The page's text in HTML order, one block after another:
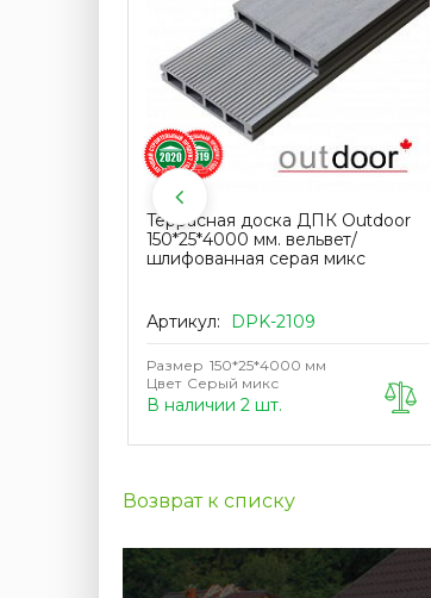
Террасная доска ДПК Outdoor
150*25*4000 мм. вельвет/
шлифованная серая микс
Артикул: DPK-2109
Размер 150*25*4000 мм
Цвет Серый микс
В наличии 2 шт.
Возврат к списку